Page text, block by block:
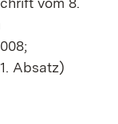
Absatz)